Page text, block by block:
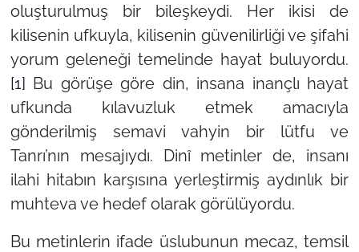
oluşturulmuş bir bileşkeydi. Her ikisi de
kilisenin ufkuyla, kilisenin güvenilirliği ve şifahi
yorum geleneği temelinde hayat buluyordu.
[1] Bu görüşe göre din, insana inançlı hayat
ufkunda kılavuzluk etmek amacıyla
gönderilmiş semavi vahyin bir lütfu ve
Tanrı’nın mesajıydı. Dinî metinler de, insanı
ilahi hitabın karşısına yerleştirmiş aydınlık bir
muhteva ve hedef olarak görülüyordu.
Bu metinlerin ifade üslubunun mecaz, temsil